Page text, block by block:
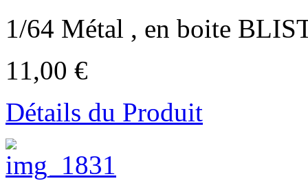
1/64 Métal , en boite
11,00 €
Détails du Produit